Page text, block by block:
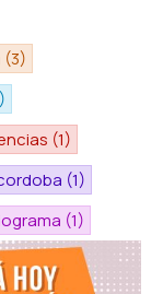
(3)
(1)
(1)
(1)